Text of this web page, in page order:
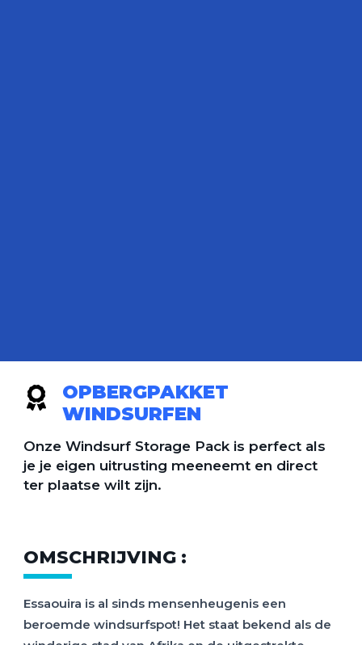
OPBERGPAKKET
WINDSURFEN
Onze Windsurf Storage Pack is perfect als
je je eigen uitrusting meeneemt en direct
ter plaatse wilt zijn.
OMSCHRIJVING :
Essaouira is al sinds mensenheugenis een
beroemde windsurfspot! Het staat bekend als de